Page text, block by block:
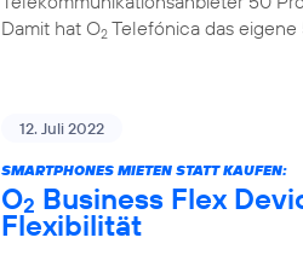
Damit hat O2 Telefónica das
12. Juli 2022
SMARTPHONES MIETEN STATT KAUFEN:
O2 Business Flex
Flexibilität